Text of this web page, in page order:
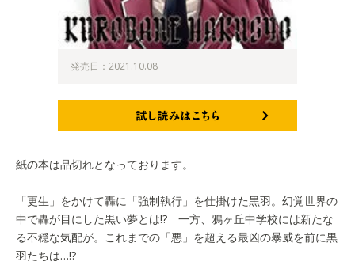
発売日：2021.10.08
紙の本は品切れとなっております。
「更生」をかけて轟に「強制執行」を仕掛けた黒羽。幻覚世界の
中で轟が目にした黒い夢とは!? 一方、鴉ヶ丘中学校には新たな
る不穏な気配が。これまでの「悪」を超える最凶の暴威を前に黒
羽たちは…!?